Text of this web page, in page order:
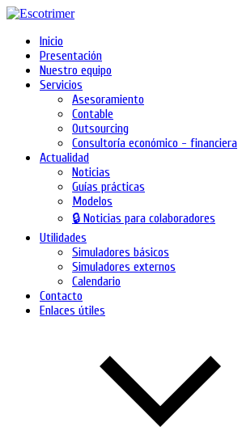
Inicio
Presentación
Nuestro equipo
Servicios
Asesoramiento
Contable
Outsourcing
Consultoría económico - financiera
Actualidad
Noticias
Guías prácticas
Modelos
🔒 Noticias para colaboradores
Utilidades
Simuladores básicos
Simuladores externos
Calendario
Contacto
Enlaces útiles